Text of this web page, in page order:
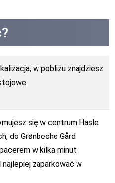
w pobliżu znajdziesz
się w centrum Hasle
do Grønbechs Gård
w kilka minut.
najlepiej zaparkować w